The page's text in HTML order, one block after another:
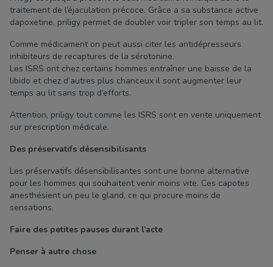
traitement de l’éjaculation précoce. Grâce a sa substance active
dapoxetine, priligy permet de doubler voir tripler son temps au lit.
Comme médicament on peut aussi citer les antidépresseurs
inhibiteurs de recaptures de la sérotonine.
Les ISRS ont chez certains hommes entraîner une baisse de la
libido et chez d’autres plus chanceux il sont augmenter leur
temps au lit sans trop d’efforts.
Attention, priligy tout comme les ISRS sont en vente uniquement
sur prescription médicale.
Des préservatifs désensibilisants
Les préservatifs désensibilisantes sont une bonne alternative
pour les hommes qui souhaitent venir moins vite. Ces capotes
anesthésient un peu le gland, ce qui procure moins de
sensations.
Faire des petites pauses durant l’acte
Penser à autre chose